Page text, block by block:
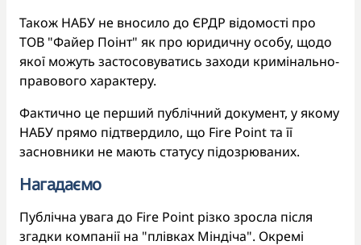
Також НАБУ не вносило до ЄРДР відомості про
ТОВ "Файер Поінт" як про юридичну особу, щодо
якої можуть застосовуватись заходи кримінально-
правового характеру.
Фактично це перший публічний документ, у якому
НАБУ прямо підтвердило, що Fire Point та її
засновники не мають статусу підозрюваних.
Нагадаємо
Публічна увага до Fire Point різко зросла після
згадки компанії на "плівках Міндіча". Окремі